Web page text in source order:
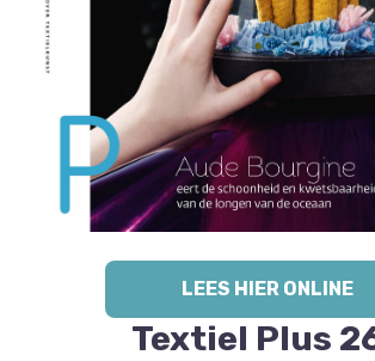
LEES HIER ONLINE
Textiel Plus